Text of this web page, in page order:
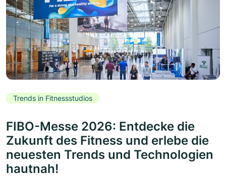
Trends in Fitnessstudios
FIBO-Messe 2026: Entdecke die
Zukunft des Fitness und erlebe die
neuesten Trends und Technologien
hautnah!